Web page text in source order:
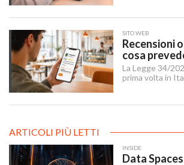
SITO WEB
Recensioni
cosa
cosa
imprese
La Legge 34/
prima volta in
ristorazione e
ARTICOLI PIÙ LETTI
INSIDE
Data